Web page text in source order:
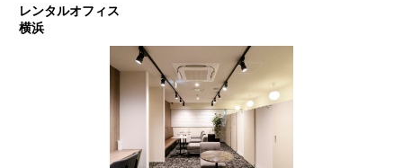
レンタルオフィス
横浜